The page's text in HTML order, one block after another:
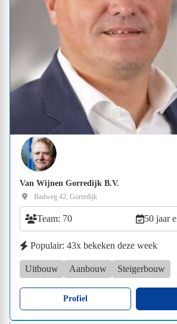
Van Wijnen Gorredijk B.V.
Badweg 42, Gorredijk
Team: 70 50 jaar
Populair: 43x bekeken deze week
Uitbouw Aanbouw Steigerbouw
Profiel